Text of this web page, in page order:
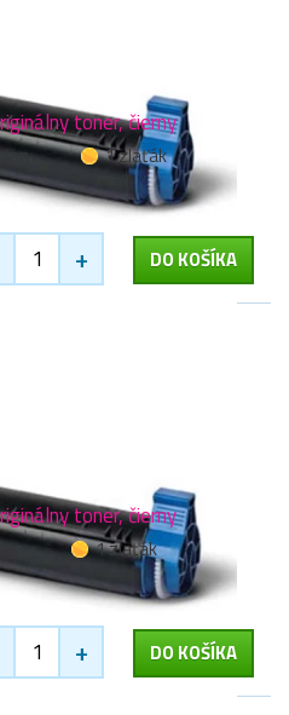
toner, čierny
1 zlaťák
+ DO KOŠÍKA
toner, čierny
1 zlaťák
+ DO KOŠÍKA